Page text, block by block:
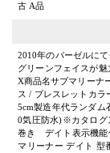
古 A品
2010年のバーゼルに
グリーンフェイスが
X商品名サブマリーナ
ス / ブレスレットカラ
5cm製造年代ランダ
0気圧防水)※カタログ
巻き デイト表示機能
マリーナー デイト 型